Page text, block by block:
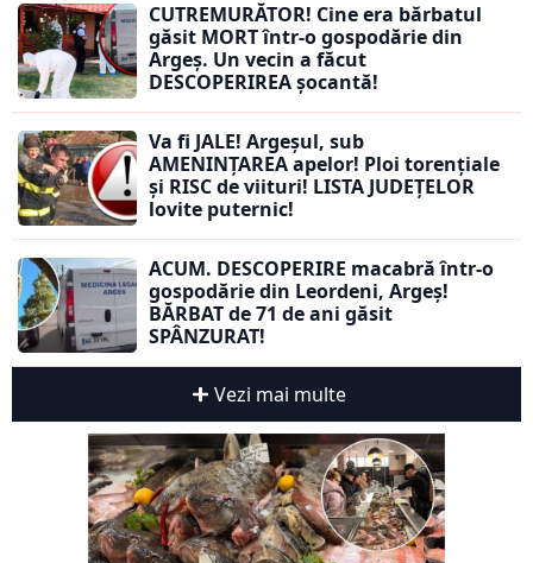
CUTREMURĂTOR! Cine era bărbatul
găsit MORT într-o gospodărie din
Argeș. Un vecin a făcut
DESCOPERIREA șocantă!
Va fi JALE! Argeșul, sub
AMENINȚAREA apelor! Ploi torențiale
și RISC de viituri! LISTA JUDEȚELOR
lovite puternic!
ACUM. DESCOPERIRE macabră într-o
gospodărie din Leordeni, Argeș!
BĂRBAT de 71 de ani găsit
SPÂNZURAT!
Vezi mai multe